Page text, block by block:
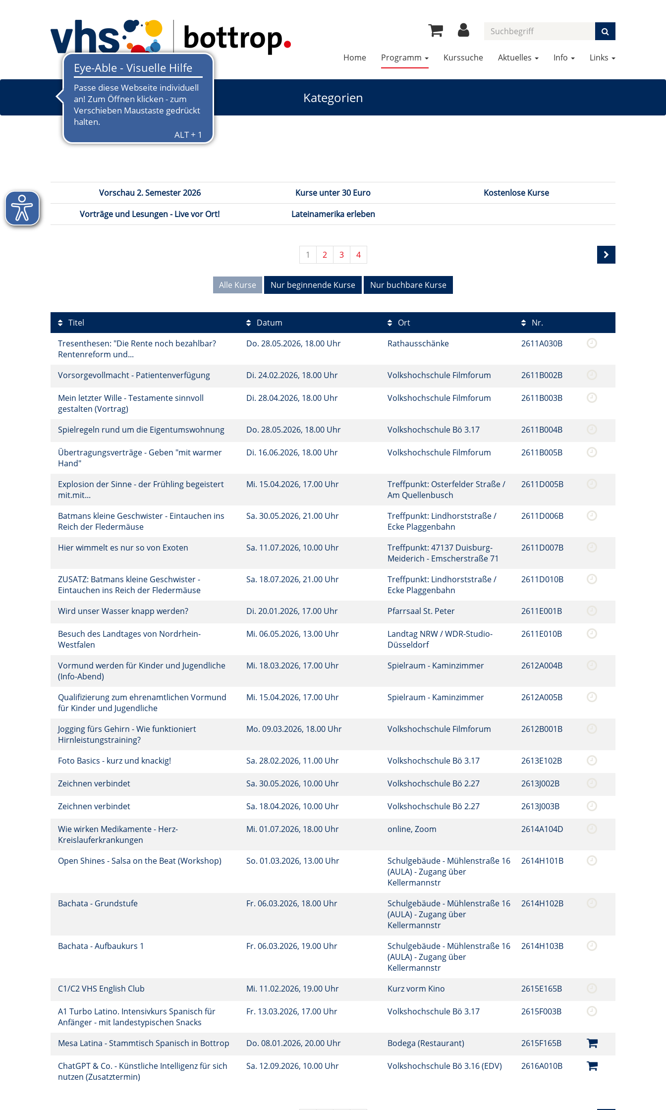
Home Programm Kurssuche Aktuelles Info Links
Kategorien
Vorschau 2. Semester 2026 Kurse unter 30 Euro
Kostenlose Kurse
Vorträge und Lesungen - Live vor Ort!
Lateinamerika erleben
1 2 3 4
Alle Kurse Nur beginnende Kurse Nur buchbare Kurse
Titel Datum Ort
Nr.
Tresenthesen: "Die Rente noch bezahlbar?
Rentenreform und...
Do. 28.05.2026, 18.00 Uhr Rathausschänke 2611A030B
Vorsorgevollmacht - Patientenverfügung Di. 24.02.2026, 18.00 Uhr Volkshochschule Filmforum 2611B002B
Mein letzter Wille - Testamente sinnvoll
gestalten (Vortrag)
Di. 28.04.2026, 18.00 Uhr Volkshochschule Filmforum 2611B003B
Spielregeln rund um die Eigentumswohnung Do. 28.05.2026, 18.00 Uhr Volkshochschule Bö 3.17 2611B004B
Übertragungsverträge - Geben "mit warmer
Hand"
Di. 16.06.2026, 18.00 Uhr Volkshochschule Filmforum 2611B005B
Explosion der Sinne - der Frühling begeistert
mit.mit...
Mi. 15.04.2026, 17.00 Uhr
Treffpunkt: Osterfelder Straße /
Am Quellenbusch
2611D005B
Batmans kleine Geschwister - Eintauchen ins
Reich der Fledermäuse
Sa. 30.05.2026, 21.00 Uhr
Treffpunkt: Lindhorststraße /
Ecke Plaggenbahn
2611D006B
Hier wimmelt es nur so von Exoten Sa. 11.07.2026, 10.00 Uhr
Treffpunkt: 47137 Duisburg-
Meiderich - Emscherstraße 71
2611D007B
ZUSATZ: Batmans kleine Geschwister -
Eintauchen ins Reich der Fledermäuse
Sa. 18.07.2026, 21.00 Uhr
Treffpunkt: Lindhorststraße /
Ecke Plaggenbahn
2611D010B
Wird unser Wasser knapp werden? Di. 20.01.2026, 17.00 Uhr Pfarrsaal St. Peter 2611E001B
Besuch des Landtages von Nordrhein-
Westfalen
Mi. 06.05.2026, 13.00 Uhr
Landtag NRW / WDR-Studio-
Düsseldorf
2611E010B
Vormund werden für Kinder und Jugendliche
(Info-Abend)
Mi. 18.03.2026, 17.00 Uhr Spielraum - Kaminzimmer 2612A004B
Qualifizierung zum ehrenamtlichen Vormund
für Kinder und Jugendliche
Mi. 15.04.2026, 17.00 Uhr Spielraum - Kaminzimmer 2612A005B
Jogging fürs Gehirn - Wie funktioniert
Hirnleistungstraining?
Mo. 09.03.2026, 18.00 Uhr Volkshochschule Filmforum 2612B001B
Foto Basics - kurz und knackig! Sa. 28.02.2026, 11.00 Uhr Volkshochschule Bö 3.17 2613E102B
Zeichnen verbindet Sa. 30.05.2026, 10.00 Uhr Volkshochschule Bö 2.27 2613J002B
Zeichnen verbindet Sa. 18.04.2026, 10.00 Uhr Volkshochschule Bö 2.27 2613J003B
Wie wirken Medikamente - Herz-
Kreislauferkrankungen
Mi. 01.07.2026, 18.00 Uhr online, Zoom 2614A104D
Open Shines - Salsa on the Beat (Workshop) So. 01.03.2026, 13.00 Uhr
Schulgebäude - Mühlenstraße 16
(AULA) - Zugang über
Kellermannstr
2614H101B
Bachata - Grundstufe Fr. 06.03.2026, 18.00 Uhr
Schulgebäude - Mühlenstraße 16
(AULA) - Zugang über
Kellermannstr
2614H102B
Bachata - Aufbaukurs 1 Fr. 06.03.2026, 19.00 Uhr
Schulgebäude - Mühlenstraße 16
(AULA) - Zugang über
Kellermannstr
2614H103B
C1/C2 VHS English Club Mi. 11.02.2026, 19.00 Uhr Kurz vorm Kino 2615E165B
A1 Turbo Latino. Intensivkurs Spanisch für
Anfänger - mit landestypischen Snacks
Fr. 13.03.2026, 17.00 Uhr Volkshochschule Bö 3.17 2615F003B
Mesa Latina - Stammtisch Spanisch in Bottrop Do. 08.01.2026, 20.00 Uhr Bodega (Restaurant) 2615F165B
ChatGPT & Co. - Künstliche Intelligenz für sich
nutzen (Zusatztermin)
Sa. 12.09.2026, 10.00 Uhr Volkshochschule Bö 3.16 (EDV) 2616A010B